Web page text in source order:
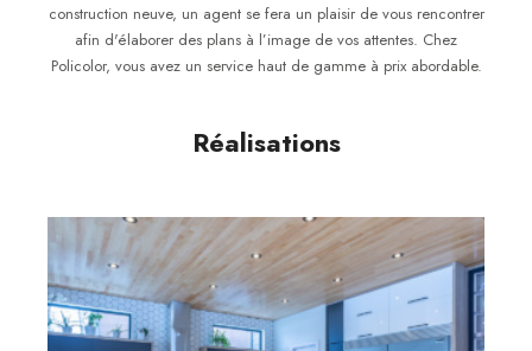
construction neuve, un agent se fera un plaisir de vous rencontrer
afin d'élaborer des plans à l’image de vos attentes. Chez
Policolor, vous avez un service haut de gamme à prix abordable.
Réalisations